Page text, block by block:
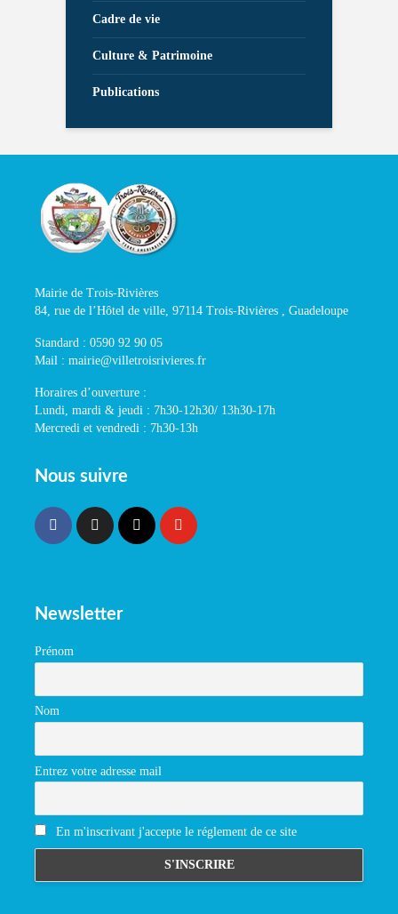
Cadre de vie
Culture & Patrimoine
Publications
Mairie de Trois-Rivières
84, rue de l’Hôtel de ville, 97114 Trois-Rivières , Guadeloupe
Standard : 0590 92 90 05
Mail : mairie@villetroisrivieres.fr
Horaires d’ouverture :
Lundi, mardi & jeudi : 7h30-12h30/ 13h30-17h
Mercredi et vendredi : 7h30-13h
Nous suivre
Newsletter
Prénom
Nom
Entrez votre adresse mail
En m'inscrivant j'accepte le réglement de ce site